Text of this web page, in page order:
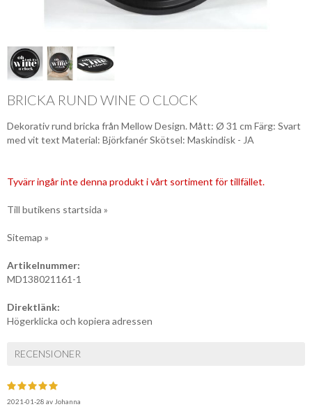
BRICKA RUND WINE O CLOCK
Dekorativ rund bricka från Mellow Design. Mått: Ø 31 cm Färg: Svart
med vit text Material: Björkfanér Skötsel: Maskindisk - JA
Tyvärr ingår inte denna produkt i vårt sortiment för tillfället.
Till butikens startsida »
Sitemap »
Artikelnummer:
MD138021161-1
Direktlänk:
Högerklicka och kopiera adressen
RECENSIONER
2021-01-28 av Johanna